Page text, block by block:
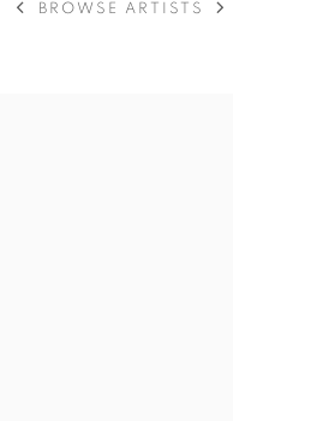
BROWSE ARTISTS